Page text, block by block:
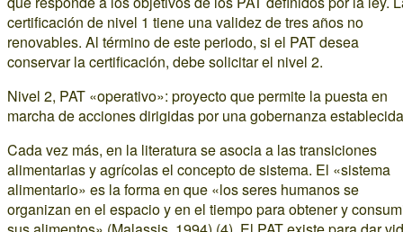
certificación de nivel 1 tiene una validez de tres años no
renovables. Al término de este periodo, si el PAT desea
conservar la certificación, debe solicitar el nivel 2.
Nivel 2, PAT «operativo»: proyecto que permite la puesta en
marcha de acciones dirigidas por una gobernanza
Cada vez más, en la literatura se asocia a las transiciones
alimentarias y agrícolas el concepto de sistema. El «sistema
alimentario» es la forma en que «los seres humanos se
organizan en el espacio y en el tiempo para obtener y